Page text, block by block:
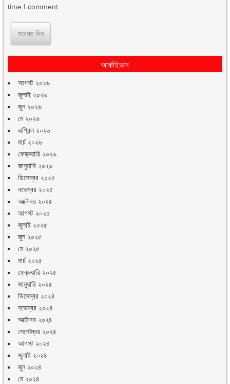
time I comment.
আর্কাইভস
আগস্ট ২০২৬
জুলাই ২০২৬
জুন ২০২৬
মে ২০২৬
এপ্রিল ২০২৬
মার্চ ২০২৬
ফেব্রুয়ারি ২০২৬
জানুয়ারি ২০২৬
ডিসেম্বর ২০২৫
নভেম্বর ২০২৫
অক্টোবর ২০২৫
আগস্ট ২০২৫
জুলাই ২০২৫
জুন ২০২৫
মে ২০২৫
মার্চ ২০২৫
ফেব্রুয়ারি ২০২৫
জানুয়ারি ২০২৫
ডিসেম্বর ২০২৪
নভেম্বর ২০২৪
অক্টোবর ২০২৪
সেপ্টেম্বর ২০২৪
আগস্ট ২০২৪
জুলাই ২০২৪
জুন ২০২৪
মে ২০২৪